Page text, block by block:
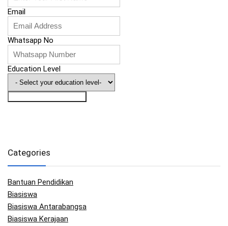
Email
Whatsapp No
Education Level
Categories
Bantuan Pendidikan
Biasiswa
Biasiswa Antarabangsa
Biasiswa Kerajaan